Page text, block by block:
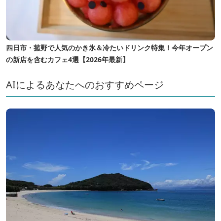
四日市・菰野で人気のかき氷＆冷たいドリンク特集！今年オープン
の新店を含むカフェ4選【2026年最新】
AIによるあなたへのおすすめページ